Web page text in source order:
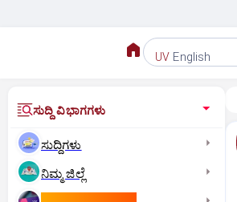
UV English
ಸುದ್ದಿ ವಿಭಾಗಗಳು
ಸುದ್ದಿಗಳು
ನಿಮ್ಮ ಜಿಲ್ಲೆ